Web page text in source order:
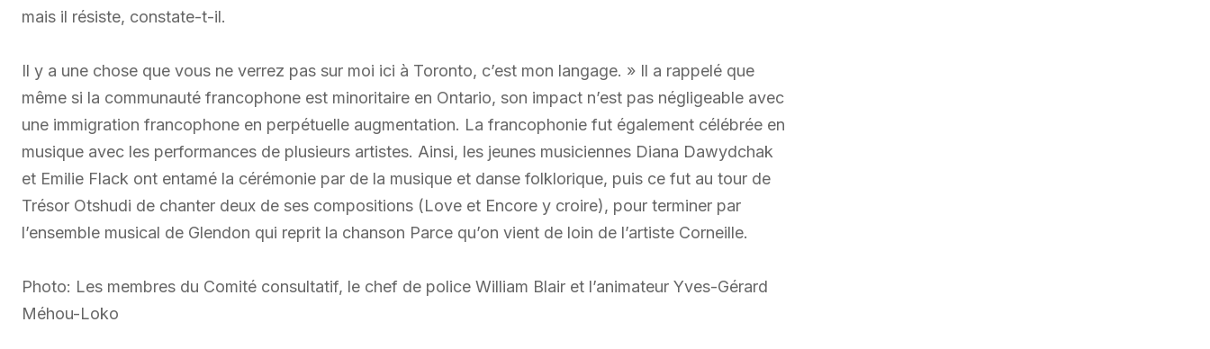
mais il résiste, constate-t-il.
Il y a une chose que vous ne verrez pas sur moi ici à Toronto, c’est mon langage. » Il a rappelé que
même si la communauté francophone est minoritaire en Ontario, son impact n’est pas négligeable avec
une immigration francophone en perpétuelle augmentation. La francophonie fut également célébrée en
musique avec les performances de plusieurs artistes. Ainsi, les jeunes musiciennes Diana Dawydchak
et Emilie Flack ont entamé la cérémonie par de la musique et danse folklorique, puis ce fut au tour de
Trésor Otshudi de chanter deux de ses compositions (Love et Encore y croire), pour terminer par
l’ensemble musical de Glendon qui reprit la chanson Parce qu’on vient de loin de l’artiste Corneille.
Photo: Les membres du Comité consultatif, le chef de police William Blair et l’animateur Yves-Gérard
Méhou-Loko